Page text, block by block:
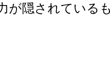
が隠されている